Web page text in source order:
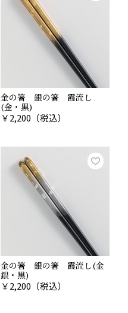
金の箸 銀の箸 霞流し
(金・黒)
￥2,200 （税込）
金の箸 銀の箸 霞流し(金
銀・黒)
￥2,200 （税込）